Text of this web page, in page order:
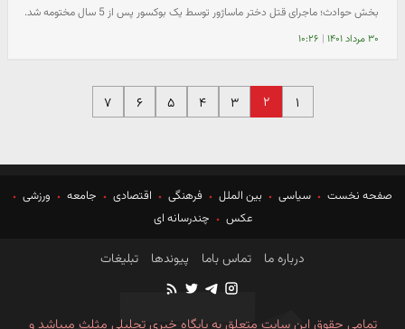
بخش حوادث؛ ماجرای قتل دختر ماساژور توسط یک بوکسور پس از 5 سال مختومه شد.
۳۰ مرداد ۱۴۰۱ | ۱۰:۲۶
۱ ۲ ۳ ۴ ۵ ۶ ۷
صفحه نخست سیاسی بین الملل فرهنگی اقتصادی جامعه
ورزشی
عکس
چندرسانه ای
درباره ما تماس باما پیوندها تبلیغات